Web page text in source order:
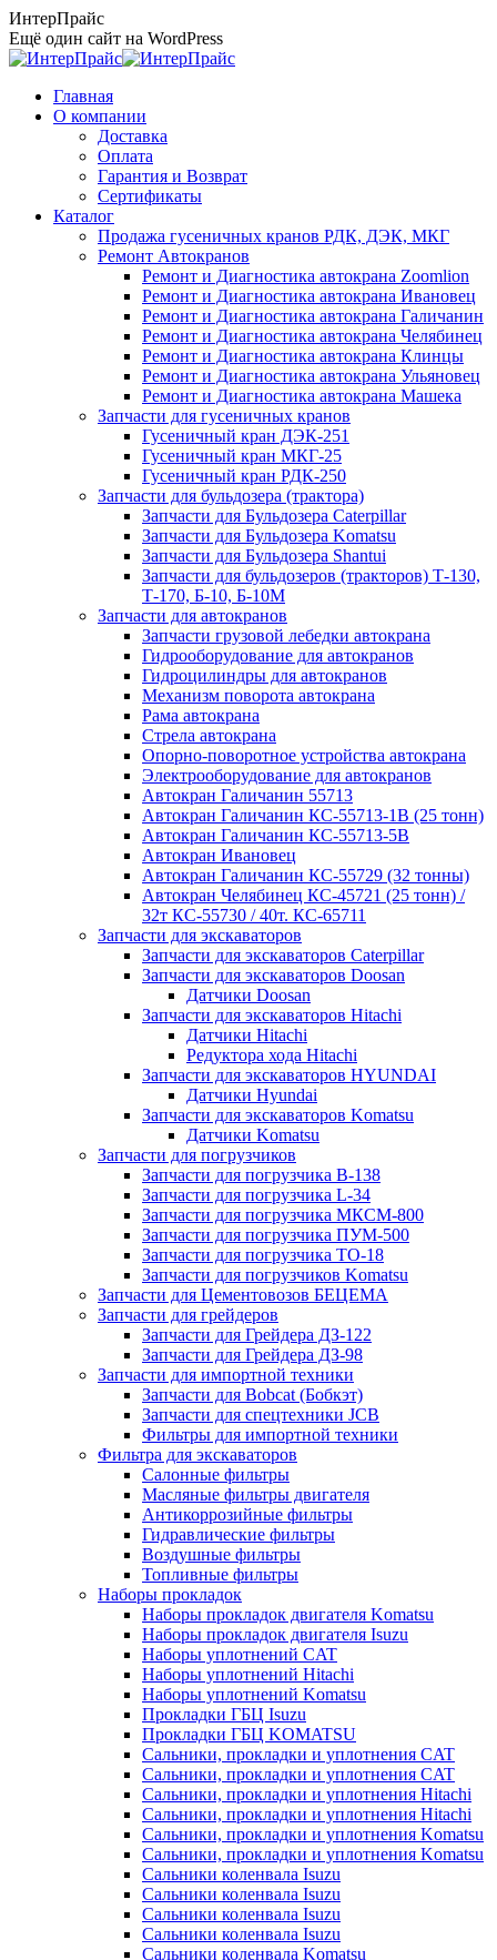
Перейти
к
содержанию
ИнтерПрайс
Ещё один сайт на WordPress
Главная
О компании
Доставка
Оплата
Гарантия и Возврат
Сертификаты
Каталог
Продажа гусеничных кранов РДК, ДЭК, МКГ
Ремонт Автокранов
Ремонт и Диагностика автокрана Zoomlion
Ремонт и Диагностика автокрана Ивановец
Ремонт и Диагностика автокрана Галичанин
Ремонт и Диагностика автокрана Челябинец
Ремонт и Диагностика автокрана Клинцы
Ремонт и Диагностика автокрана Ульяновец
Ремонт и Диагностика автокрана Машека
Запчасти для гусеничных кранов
Гусеничный кран ДЭК-251
Гусеничный кран МКГ-25
Гусеничный кран РДК-250
Запчасти для бульдозера (трактора)
Запчасти для Бульдозера Caterpillar
Запчасти для Бульдозера Komatsu
Запчасти для Бульдозера Shantui
Запчасти для бульдозеров (тракторов) Т-130,
Т-170, Б-10, Б-10М
Запчасти для автокранов
Запчасти грузовой лебедки автокрана
Гидрооборудование для автокранов
Гидроцилиндры для автокранов
Механизм поворота автокрана
Рама автокрана
Стрела автокрана
Опорно-поворотное устройства автокрана
Электрооборудование для автокранов
Автокран Галичанин 55713
Автокран Галичанин КС-55713-1В (25 тонн)
Автокран Галичанин КС-55713-5В
Автокран Ивановец
Автокран Галичанин КС-55729 (32 тонны)
Автокран Челябинец КС-45721 (25 тонн) /
32т КС-55730 / 40т. КС-65711
Запчасти для экскаваторов
Запчасти для экскаваторов Caterpillar
Запчасти для экскаваторов Doosan
Датчики Doosan
Запчасти для экскаваторов Hitachi
Датчики Hitachi
Редуктора хода Hitachi
Запчасти для экскаваторов HYUNDAI
Датчики Hyundai
Запчасти для экскаваторов Komatsu
Датчики Komatsu
Запчасти для погрузчиков
Запчасти для погрузчика B-138
Запчасти для погрузчика L-34
Запчасти для погрузчика МКСМ-800
Запчасти для погрузчика ПУМ-500
Запчасти для погрузчика ТО-18
Запчасти для погрузчиков Komatsu
Запчасти для Цементовозов БЕЦЕМА
Запчасти для грейдеров
Запчасти для Грейдера ДЗ-122
Запчасти для Грейдера ДЗ-98
Запчасти для импортной техники
Запчасти для Bobcat (Бобкэт)
Запчасти для спецтехники JCB
Фильтры для импортной техники
Фильтра для экскаваторов
Салонные фильтры
Масляные фильтры двигателя
Антикоррозийные фильтры
Гидравлические фильтры
Воздушные фильтры
Топливные фильтры
Наборы прокладок
Наборы прокладок двигателя Komatsu
Наборы прокладок двигателя Isuzu
Наборы уплотнений CAT
Наборы уплотнений Hitachi
Наборы уплотнений Komatsu
Прокладки ГБЦ Isuzu
Прокладки ГБЦ KOMATSU
Сальники, прокладки и уплотнения CAT
Сальники, прокладки и уплотнения CAT
Сальники, прокладки и уплотнения Hitachi
Сальники, прокладки и уплотнения Hitachi
Сальники, прокладки и уплотнения Komatsu
Сальники, прокладки и уплотнения Komatsu
Сальники коленвала Isuzu
Сальники коленвала Isuzu
Сальники коленвала Isuzu
Сальники коленвала Isuzu
Сальники коленвала Komatsu